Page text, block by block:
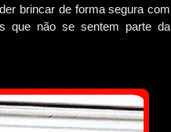
brincar de forma segura com
que não se sentem parte da